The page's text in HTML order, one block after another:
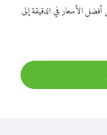
الأسعار في الدقيقة إلى